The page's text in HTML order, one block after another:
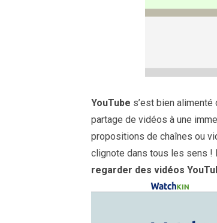
YouTube s’est bien
partage de vidéos à une
propositions de chaînes ou
clignote dans tous les sens !
regarder des vidéos